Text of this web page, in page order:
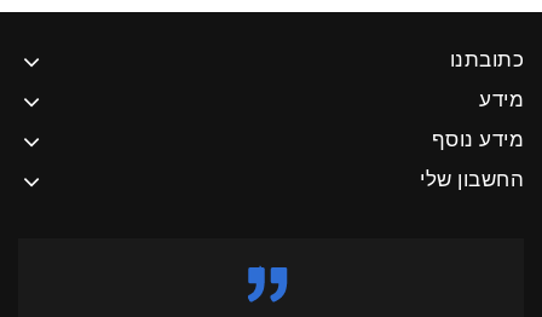
כתובתנו
מידע
מידע נוסף
החשבון שלי